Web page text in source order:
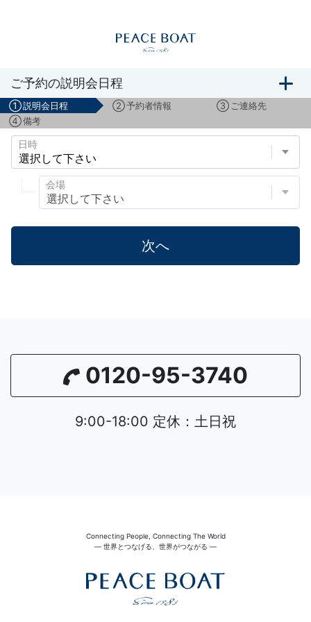
船旅説明会のご予約
ご予約の説明会日程
①説明会日程 ②予約者情報 ③ ご連絡先
④備考
日時
会場
次へ
0120-95-3740
9:00-18:00 定休：土日祝
Connecting People, Connecting The World
― 世界とつなげる、世界がつながる ―